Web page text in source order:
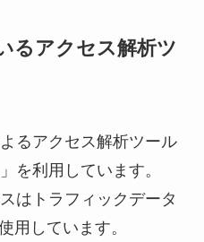
るアクセス解析ツ
るアクセス解析ツール
を利用しています。
はトラフィックデータ
用しています。